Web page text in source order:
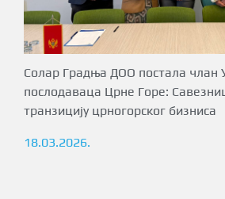
Солар Градња ДОО постала члан
послодаваца Црне Горе:
транзицију црногорског бизниса
18.03.2026.